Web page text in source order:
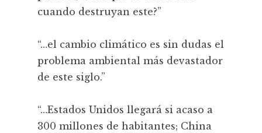
cuando destruyan este?”
“…el cambio climático es sin dudas el
problema ambiental más devastador
de este siglo.”
“…Estados Unidos llegará si acaso a
300 millones de habitantes; China